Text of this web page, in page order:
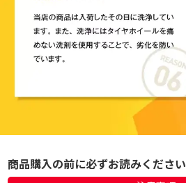
商品購入の前に必ずお読みください